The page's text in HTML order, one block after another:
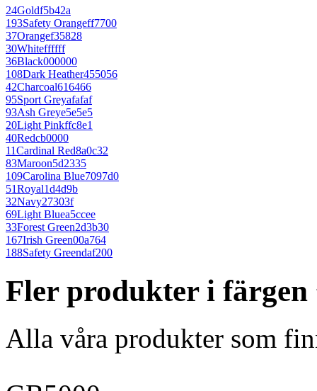
24Goldf5b42a
193Safety Orangeff7700
37Orangef35828
30Whiteffffff
36Black000000
108Dark Heather455056
42Charcoal616466
95Sport Greyafafaf
93Ash Greye5e5e5
20Light Pinkffc8e1
40Redcb0000
11Cardinal Red8a0c32
83Maroon5d2335
109Carolina Blue7097d0
51Royal1d4d9b
32Navy27303f
69Light Bluea5ccee
33Forest Green2d3b30
167Irish Green00a764
188Safety Greendaf200
Fler produkter i färgen
Alla våra produkter som